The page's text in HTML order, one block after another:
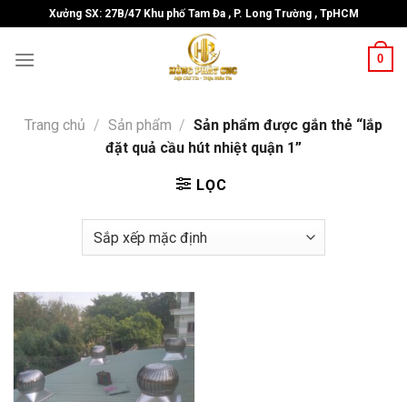
to
content
Xưởng SX: 27B/47 Khu phố Tam Đa , P. Long Trường , TpHCM
0
Trang chủ / Sản phẩm / Sản phẩm được gắn thẻ “lắp
đặt quả cầu hút nhiệt quận 1”
LỌC